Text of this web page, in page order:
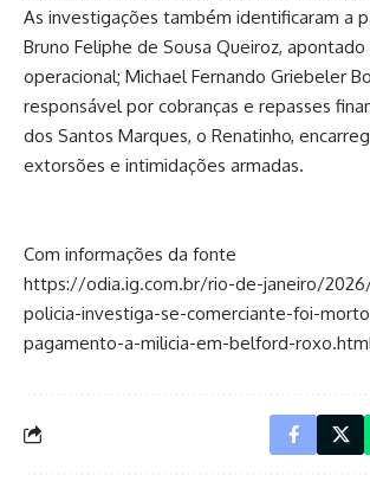
As investigações também identificaram a
Bruno Feliphe de Sousa Queiroz,
operacional; Michael Fernando Griebeler
responsável por cobranças e repasses
dos Santos Marques, o Renatinho,
extorsões e intimidações armadas.
Com informações da fonte
https://odia.ig.com.br/rio-de-janeiro/
policia-investiga-se-comerciante-foi-
pagamento-a-milicia-em-belford-